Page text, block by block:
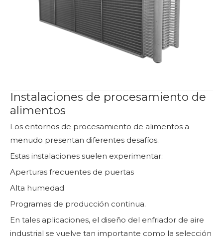
Instalaciones de procesamiento de
alimentos
Los entornos de procesamiento de alimentos a
menudo presentan diferentes desafíos.
Estas instalaciones suelen experimentar:
Aperturas frecuentes de puertas
Alta humedad
Programas de producción continua.
En tales aplicaciones, el diseño del enfriador de aire
industrial se vuelve tan importante como la selección